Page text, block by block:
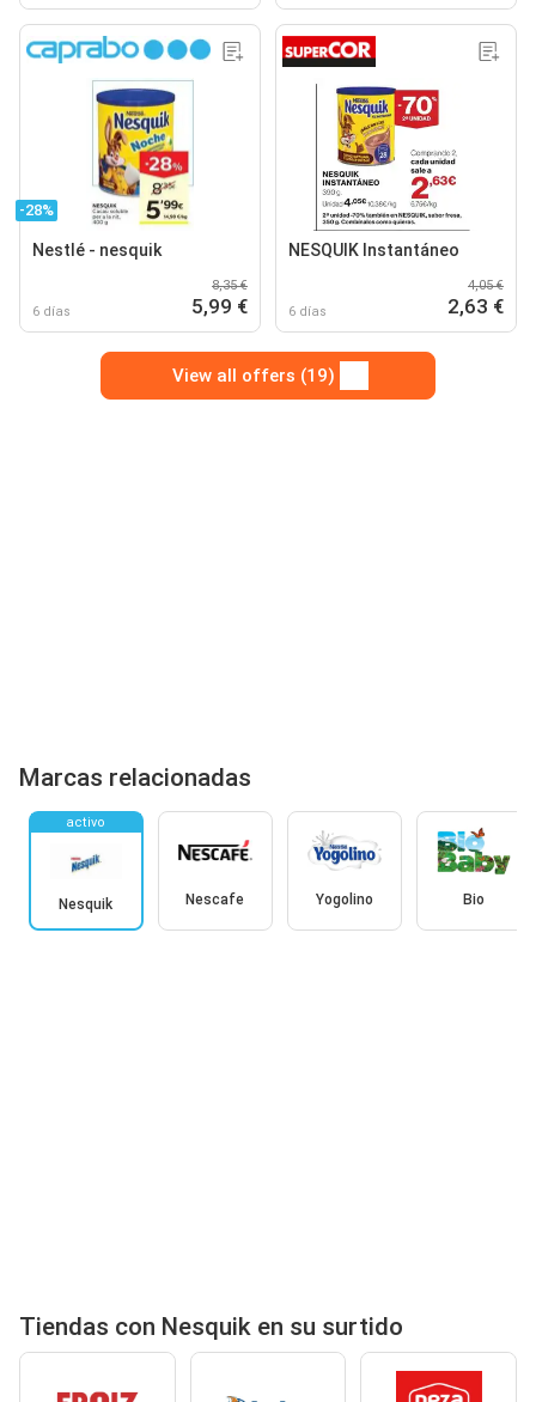
-28%
Nestlé - nesquik
6 días
8,35 €
5,99 €
NESQUIK Instantáneo
6 días
4,05 €
2,63 €
View all offers (19)
Marcas relacionadas
activo
Nesquik Nescafe Yogolino Bio
Tiendas con Nesquik en su surtido